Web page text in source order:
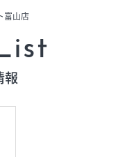
ト
富山店
報